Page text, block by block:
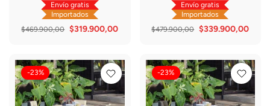
Envío gratis
Importados
$469.900,00 $319.900,00
Envío gratis
Importados
$479.900,00 $339.900,00
-23% -23%